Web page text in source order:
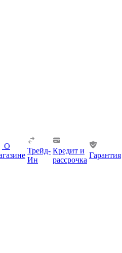
О
Трейд-
Ин
Кредит и
рассрочка
Гарантия